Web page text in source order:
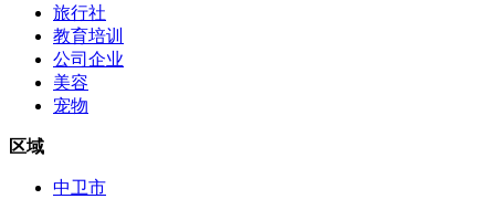
旅行社
教育培训
公司企业
美容
宠物
区域
中卫市